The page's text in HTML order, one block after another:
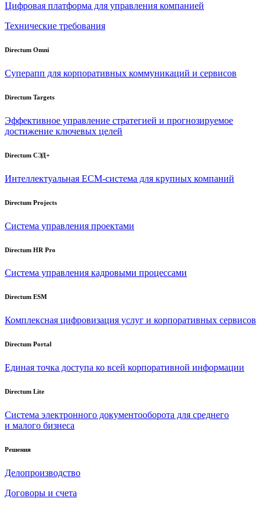
Цифровая платформа для управления компанией
Технические требования
Directum Omni
Суперапп для корпоративных коммуникаций и сервисов
Directum Targets
Эффективное управление стратегией и прогнозируемое
достижение ключевых целей
Directum СЭД+
Интеллектуальная ECM-система для крупных компаний
Directum Projects
Система управления проектами
Directum HR Pro
Система управления кадровыми процессами
Directum ESM
Комплексная цифровизация услуг и корпоративных сервисов
Directum Portal
Единая точка доступа ко всей корпоративной информации
Directum Lite
Система электронного документооборота для среднего
и малого бизнеса
Решения
Делопроизводство
Договоры и счета